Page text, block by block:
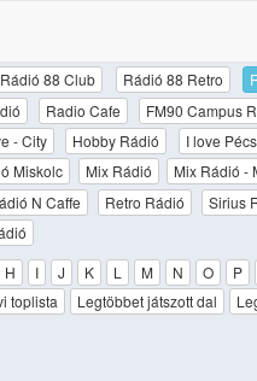
Rádió 88 Club Rádió 88 Retro
Radio Cafe FM90 Campus
- City Hobby Rádió I love
Miskolc Mix Rádió Mix Rádió -
N Caffe Retro Rádió Sirius
H I J K L M N O P
toplista Legtöbbet játszott dal